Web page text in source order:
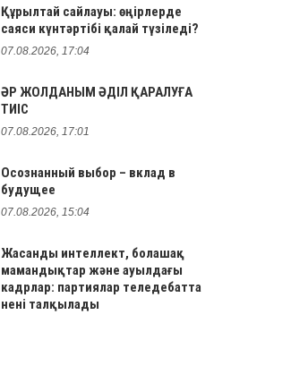
Құрылтай сайлауы: өңірлерде
саяси күнтәртібі қалай түзіледі?
07.08.2026, 17:04
ӘР ЖОЛДАНЫМ ӘДІЛ ҚАРАЛУҒА
ТИІС
07.08.2026, 17:01
Осознанный выбор – вклад в
будущее
07.08.2026, 15:04
Жасанды интеллект, болашақ
мамандықтар және ауылдағы
кадрлар: партиялар теледебатта
нені талқылады